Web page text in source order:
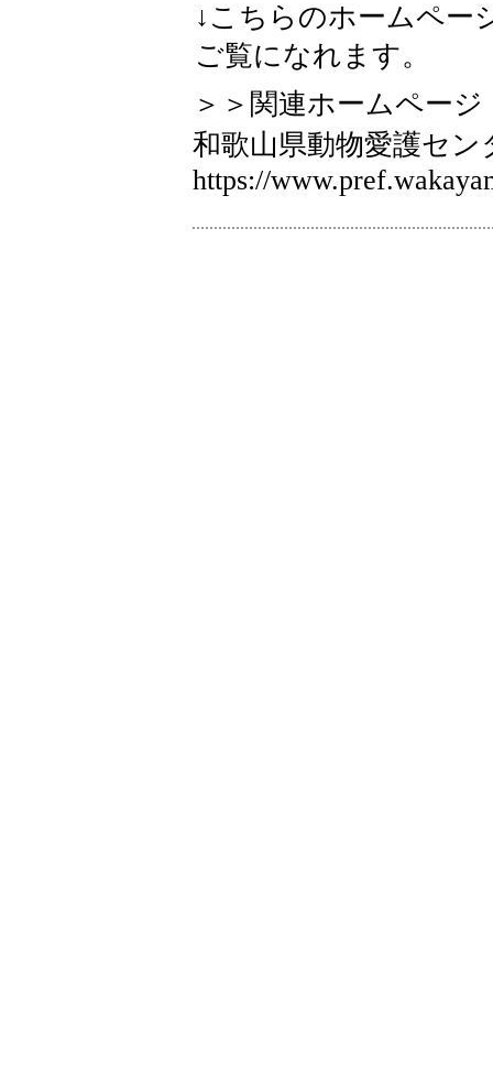
↓こちらのホームペー
ご覧になれます。
＞＞関連ホームページ
和歌山県動物愛護セ
https://